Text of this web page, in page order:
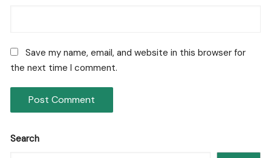
Save my name, email, and website in this browser for
the next time I comment.
Search